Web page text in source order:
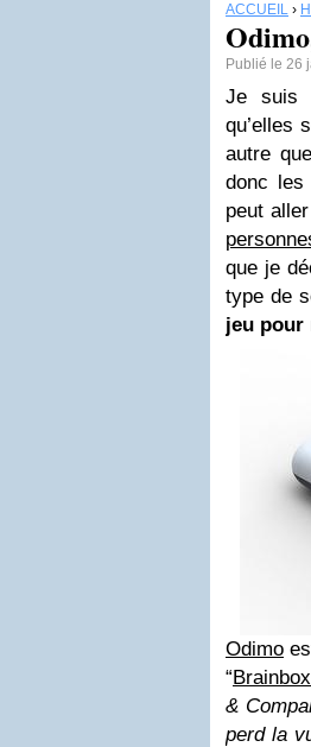
ACCUEIL ›
Publié le 26
Je suis
qu’elles
autre
donc les
peut
que je
type de
jeu pour
Odimo
“
&
perd la